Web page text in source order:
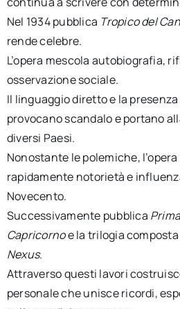
Nel 1934 pubblica Tropico del
rende celebre.
L’opera mescola autobiografia,
osservazione sociale.
Il linguaggio diretto e la
provocano scandalo e portano
diversi Paesi.
Nonostante le polemiche,
rapidamente notorietà e
Novecento.
Successivamente pubblica
Capricornoe la trilogia composta
Nexus.
Attraverso questi lavori
personale che unisce ricordi,